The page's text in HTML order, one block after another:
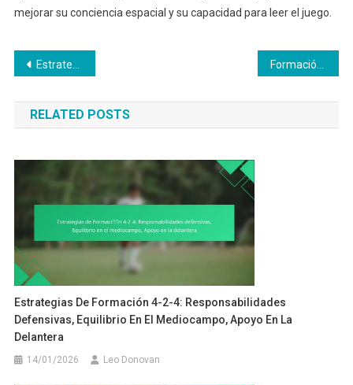
mejorar su conciencia espacial y su capacidad para leer el juego.
Post
navigation
Estrategias de Formación 4-2-4: Amplitud en el ataque, Profundidad defensiva, Triángulos en el mediocampo
RELATED POSTS
Estrategias De Formación 4-2-4: Responsabilidades
Defensivas, Equilibrio En El Mediocampo, Apoyo En La
Delantera
14/01/2026 Leo Donovan